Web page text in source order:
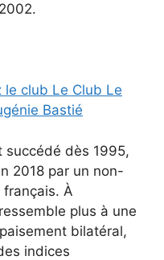
le club Le Club Le
Bastié
succédé dès 1995,
2018 par un non-
français. À
plus à une
bilatéral,
indices